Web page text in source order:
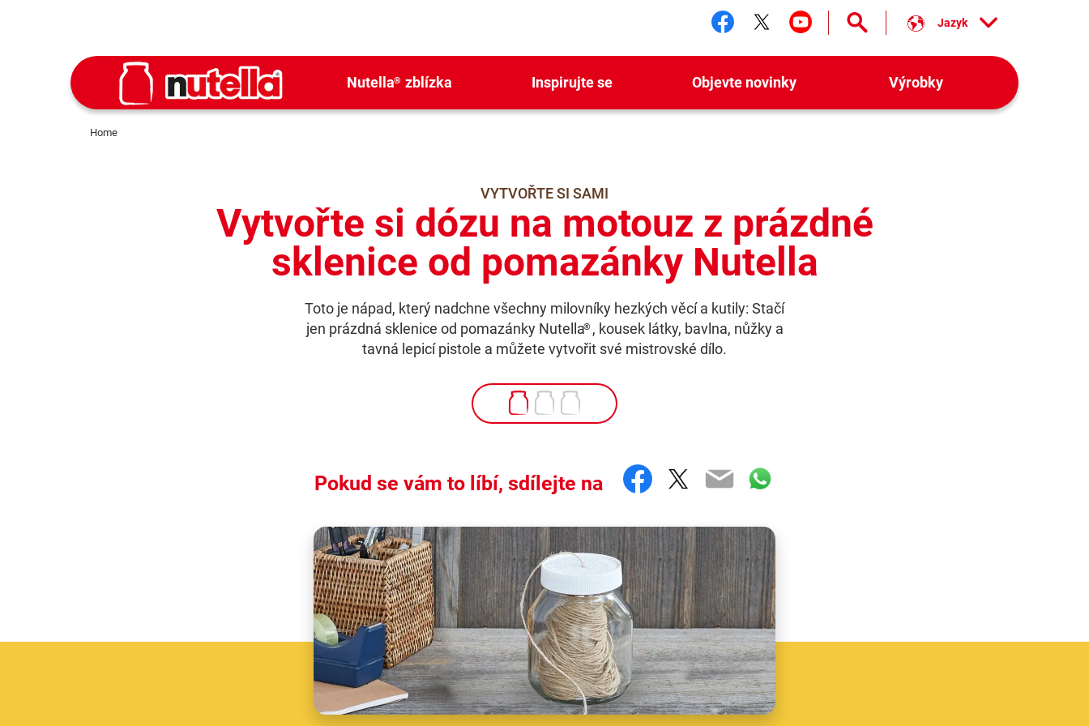
Sledujte nás facebook
Sledujte nás twitter
Sledujte nás youtube
Jazyk
Nutella® zblízka Inspirujte se Objevte novinky Výrobky
Home
VYTVOŘTE SI SAMI
Vytvořte si dózu na motouz z prázdné
sklenice od pomazánky Nutella
Toto je nápad, který nadchne všechny milovníky hezkých věcí a kutily: Stačí
jen prázdná sklenice od pomazánky Nutella® , kousek látky, bavlna, nůžky a
tavná lepicí pistole a můžete vytvořit své mistrovské dílo.
Pokud se vám to líbí, sdílejte na Facebook
Twitter
EmailWhatsApp